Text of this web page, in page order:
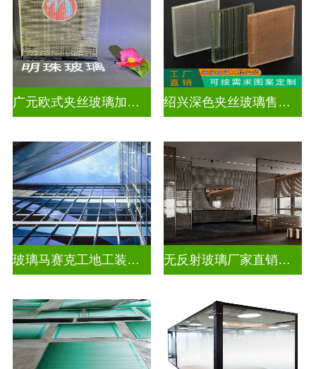
广元欧式夹丝玻璃加工店 绍兴深色夹丝玻璃售价多少
玻璃马赛克工地工装装饰玻璃 无反射玻璃厂家直销批发